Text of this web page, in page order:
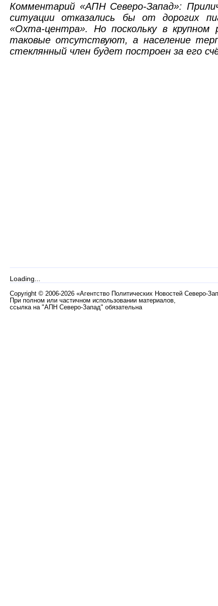
Комментарий «АПН Северо-Запад»:
ситуации отказались бы от дорогих
«Охта-центра». Но поскольку в крупном
таковые отсутствуют, а население
стеклянный член будет построен за его
Loading...
Copyright © 2006-2026 «Агентство Политических Новостей Северо-
При полном или частичном использовании материалов,
ссылка на "АПН Северо-Запад" обязательна